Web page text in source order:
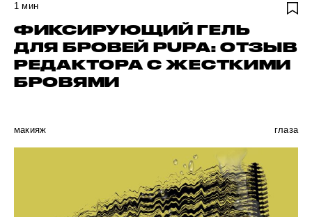
1 мин
ФИКСИРУЮЩИЙ ГЕЛЬ
ДЛЯ БРОВЕЙ PUPA: ОТЗЫВ
РЕДАКТОРА С ЖЕСТКИМИ
БРОВЯМИ
макияж глаза